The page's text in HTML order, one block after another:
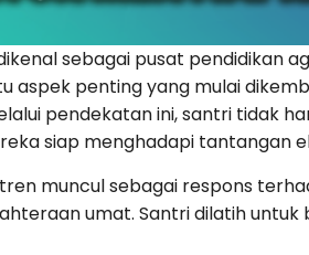
sebagai pusat
aspek penting yang mulai
pendekatan ini, santri tidak
siap menghadapi tantangan
muncul sebagai respons
umat. Santri dilatih